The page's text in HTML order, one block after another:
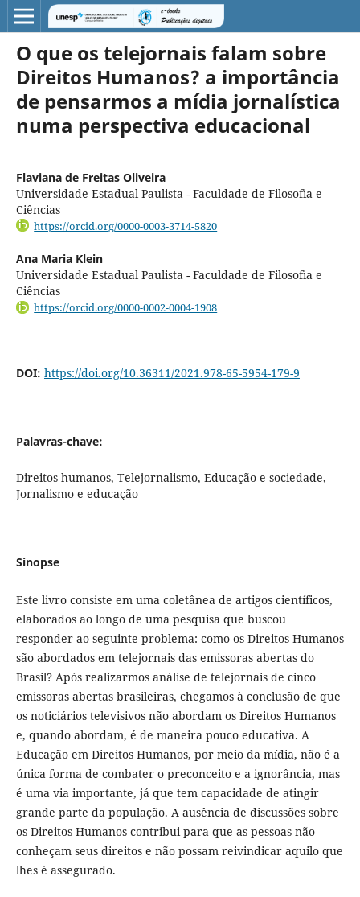
O que os telejornais falam sobre
Direitos Humanos? a importância
de pensarmos a mídia jornalística
numa perspectiva educacional
Flaviana de Freitas Oliveira
Universidade Estadual Paulista - Faculdade de Filosofia e
Ciências
https://orcid.org/0000-0003-3714-5820
Ana Maria Klein
Universidade Estadual Paulista - Faculdade de Filosofia e
Ciências
https://orcid.org/0000-0002-0004-1908
DOI: https://doi.org/10.36311/2021.978-65-5954-179-9
Palavras-chave:
Direitos humanos, Telejornalismo, Educação e sociedade,
Jornalismo e educação
Sinopse
Este livro consiste em uma coletânea de artigos científicos,
elaborados ao longo de uma pesquisa que buscou
responder ao seguinte problema: como os Direitos Humanos
são abordados em telejornais das emissoras abertas do
Brasil? Após realizarmos análise de telejornais de cinco
emissoras abertas brasileiras, chegamos à conclusão de que
os noticiários televisivos não abordam os Direitos Humanos
e, quando abordam, é de maneira pouco educativa. A
Educação em Direitos Humanos, por meio da mídia, não é a
única forma de combater o preconceito e a ignorância, mas
é uma via importante, já que tem capacidade de atingir
grande parte da população. A ausência de discussões sobre
os Direitos Humanos contribui para que as pessoas não
conheçam seus direitos e não possam reivindicar aquilo que
lhes é assegurado.